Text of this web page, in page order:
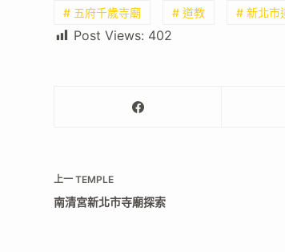
# 五府千歲寺廟 # 道教 # 新北市
Post Views: 402
上一TEMPLE
南清宮新北市寺廟探索